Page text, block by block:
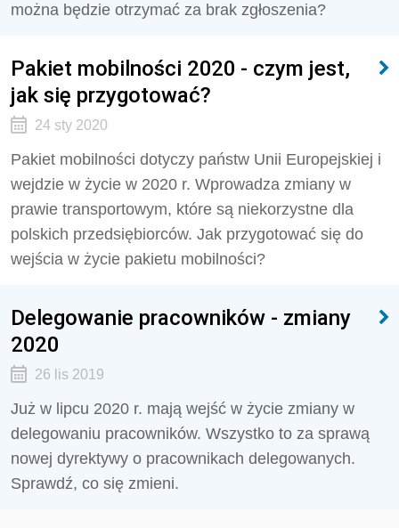
można będzie otrzymać za brak zgłoszenia?
Pakiet mobilności 2020 - czym jest,
jak się przygotować?
24 sty 2020
Pakiet mobilności dotyczy państw Unii Europejskiej i
wejdzie w życie w 2020 r. Wprowadza zmiany w
prawie transportowym, które są niekorzystne dla
polskich przedsiębiorców. Jak przygotować się do
wejścia w życie pakietu mobilności?
Delegowanie pracowników - zmiany
2020
26 lis 2019
Już w lipcu 2020 r. mają wejść w życie zmiany w
delegowaniu pracowników. Wszystko to za sprawą
nowej dyrektywy o pracownikach delegowanych.
Sprawdź, co się zmieni.